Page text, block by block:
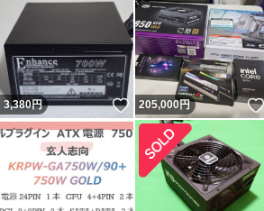
3,380円 いいね！
205,000円